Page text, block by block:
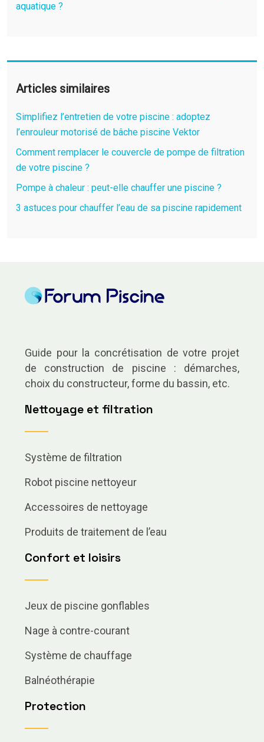
aquatique ?
Articles similaires
Simplifiez l’entretien de votre piscine : adoptez
l’enrouleur motorisé de bâche piscine Vektor
Comment remplacer le couvercle de pompe de filtration
de votre piscine ?
Pompe à chaleur : peut-elle chauffer une piscine ?
3 astuces pour chauffer l’eau de sa piscine rapidement
Guide pour la concrétisation de votre projet
de construction de piscine : démarches,
choix du constructeur, forme du bassin, etc.
Nettoyage et filtration
Système de filtration
Robot piscine nettoyeur
Accessoires de nettoyage
Produits de traitement de l’eau
Confort et loisirs
Jeux de piscine gonflables
Nage à contre-courant
Système de chauffage
Balnéothérapie
Protection